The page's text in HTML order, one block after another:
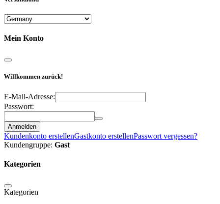
Mein Konto
Willkommen zurück!
E-Mail-Adresse:
Passwort:
Anmelden
Kundenkonto erstellenGastkonto erstellenPasswort vergessen?
Kundengruppe: Gast
Kategorien
Kategorien